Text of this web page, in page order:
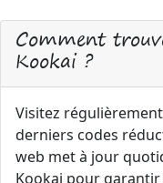
Comment
Kookai ?
Visitez
derniers codes
web met à jour
Kookai pour